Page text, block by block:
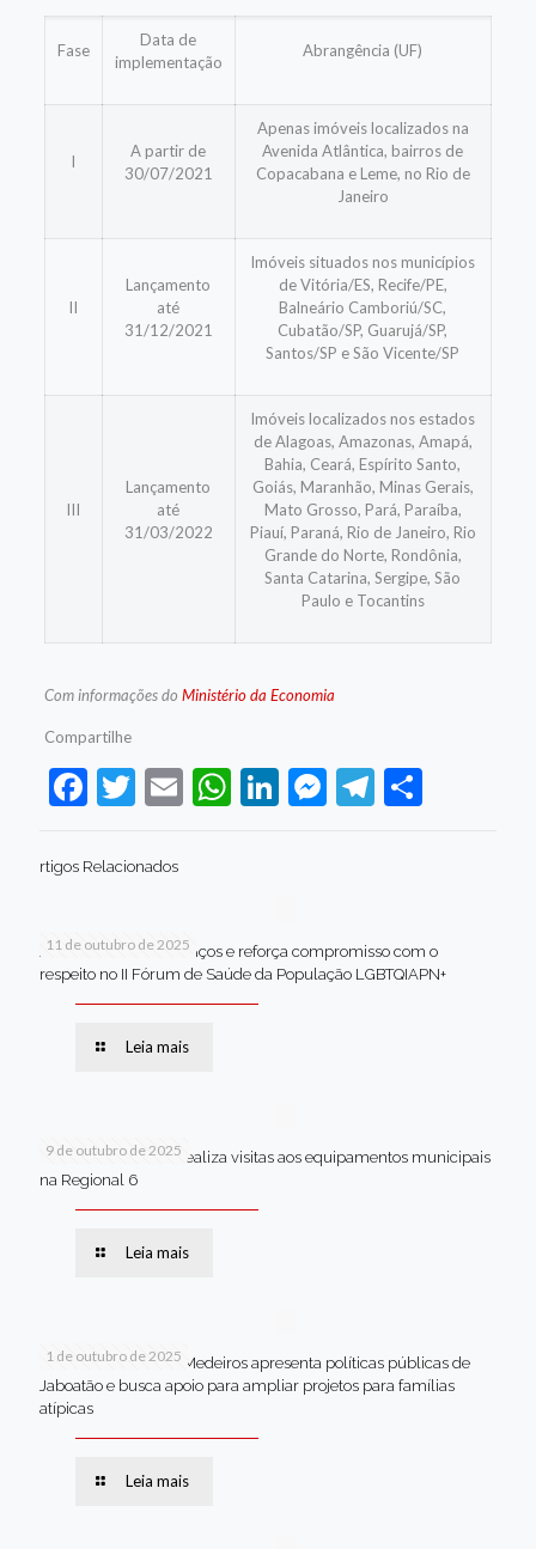
Fase
Data de
implementação
Abrangência (UF)
I
A partir de
30/07/2021
Apenas imóveis localizados na
Avenida Atlântica, bairros de
Copacabana e Leme, no Rio de
Janeiro
II
Lançamento
até
31/12/2021
Imóveis situados nos municípios
de Vitória/ES, Recife/PE,
Balneário Camboriú/SC,
Cubatão/SP, Guarujá/SP,
Santos/SP e São Vicente/SP
III
Lançamento
até
31/03/2022
Imóveis localizados nos estados
de Alagoas, Amazonas, Amapá,
Bahia, Ceará, Espírito Santo,
Goiás, Maranhão, Minas Gerais,
Mato Grosso, Pará, Paraíba,
Piauí, Paraná, Rio de Janeiro, Rio
Grande do Norte, Rondônia,
Santa Catarina, Sergipe, São
Paulo e Tocantins
Com informações do Ministério da Economia
Compartilhe
Facebook
Twitter
EmailWhatsApp
LinkedIn
Messenger
Telegram
Share
rtigos Relacionados
11 de outubro de 2025
Jaboatão celebra avanços e reforça compromisso com o
respeito no II Fórum de Saúde da População LGBTQIAPN+
Leia mais
9 de outubro de 2025
Van dos secretários realiza visitas aos equipamentos municipais
na Regional 6
Leia mais
1 de outubro de 2025
Em Brasília, Andréa Medeiros apresenta políticas públicas de
Jaboatão e busca apoio para ampliar projetos para famílias
atípicas
Leia mais